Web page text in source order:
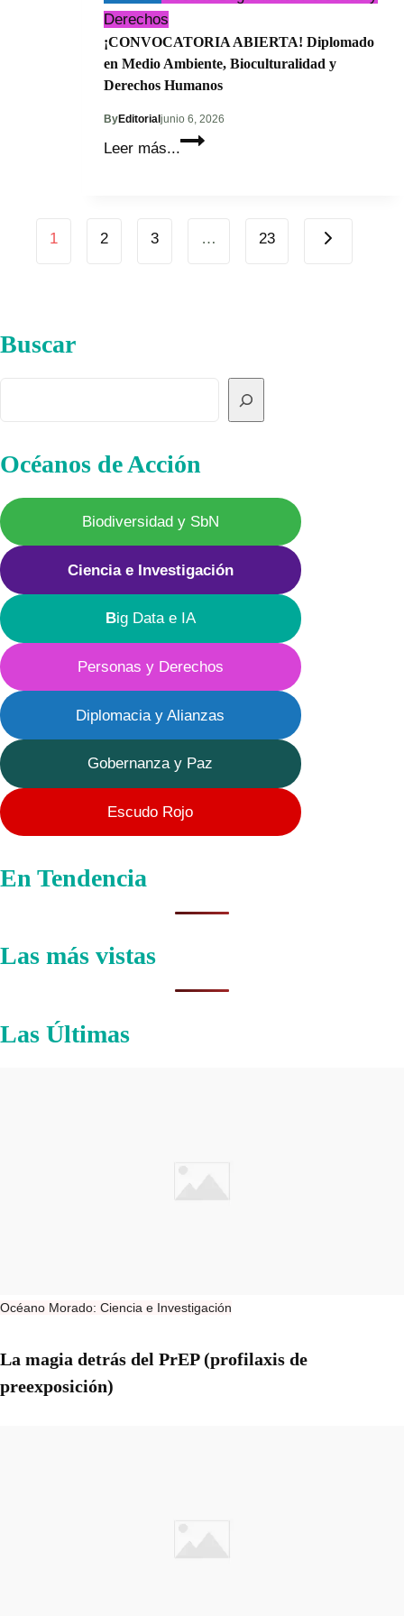
Derechos
¡CONVOCATORIA ABIERTA! Diplomado
en Medio Ambiente, Bioculturalidad y
Derechos Humanos
ByEditorialjunio 6, 2026
Leer más...
¡CONVOCATORIA
Page
1 2 3 … 23
Next
Buscar
Océanos de Acción
Biodiversidad y SbN
Ciencia e Investigación
Big Data e IA
Personas y Derechos
Diplomacia y Alianzas
Gobernanza y Paz
Escudo Rojo
En Tendencia
Las más vistas
Las Últimas
Océano Morado: Ciencia e Investigación
La magia detrás del PrEP (profilaxis de
preexposición)